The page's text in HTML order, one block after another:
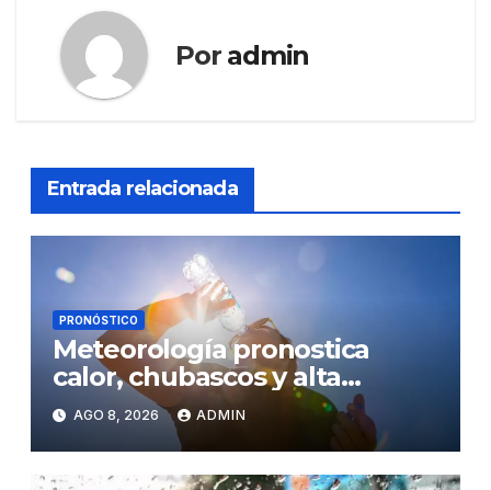
Por admin
Entrada relacionada
PRONÓSTICO
Meteorología pronostica
calor, chubascos y alta
concentración de polvo del
Sahara para este sábado
AGO 8, 2026 ADMIN